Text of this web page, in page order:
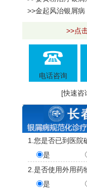
>>金起风治银屑病
>>点
电话咨询
[快速咨
1.您是否已到医院
是
2.是否使用外用药
是